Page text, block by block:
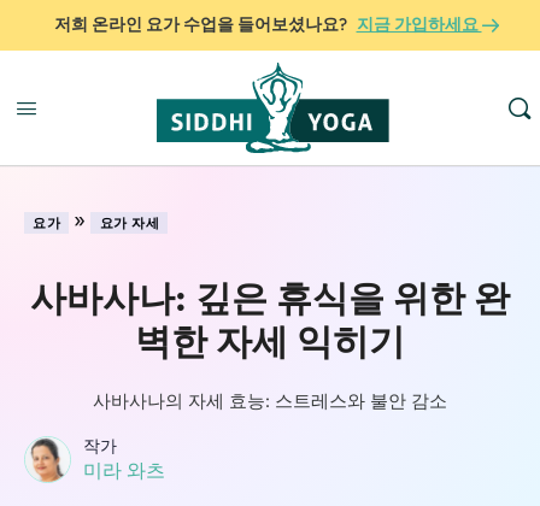
저희 온라인 요가 수업을 들어보셨나요? 지금 가입하세요
요가 » 요가 자세
사바사나: 깊은 휴식을 위한 완
벽한 자세 익히기
사바사나의 자세 효능: 스트레스와 불안 감소
작가
미라 와츠